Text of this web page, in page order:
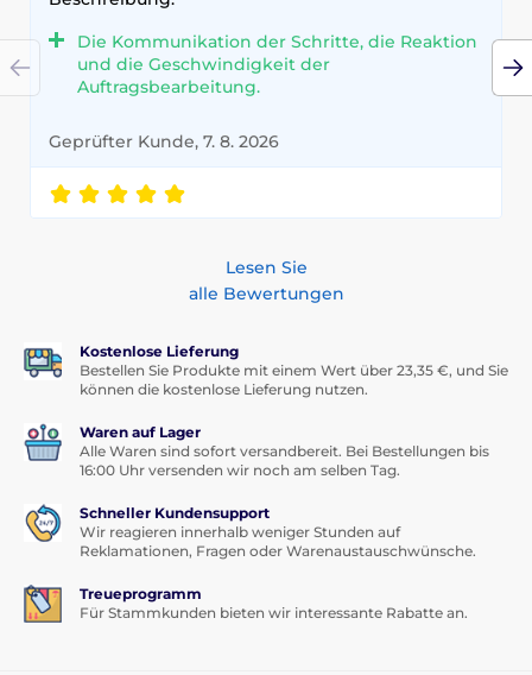
Die Kommunikation der Schritte, die Reaktion
und die Geschwindigkeit der
Auftragsbearbeitung.
Geprüfter Kunde, 7. 8. 2026
Lesen Sie
alle Bewertungen
Kostenlose Lieferung
Bestellen Sie Produkte mit einem Wert über 23,35 €, und Sie
können die kostenlose Lieferung nutzen.
Waren auf Lager
Alle Waren sind sofort versandbereit. Bei Bestellungen bis
16:00 Uhr versenden wir noch am selben Tag.
Schneller Kundensupport
Wir reagieren innerhalb weniger Stunden auf
Reklamationen, Fragen oder Warenaustauschwünsche.
Treueprogramm
Für Stammkunden bieten wir interessante Rabatte an.